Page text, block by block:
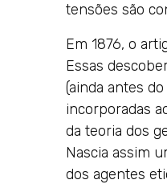
tensões são
Em 1876, o
Essas
(ainda antes
incorporadas
da teoria dos
Nascia assim
dos agentes